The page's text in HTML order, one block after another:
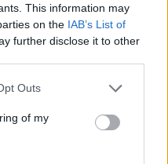
This information may
on the IAB’s List of
further disclose it to other
Outs
of my